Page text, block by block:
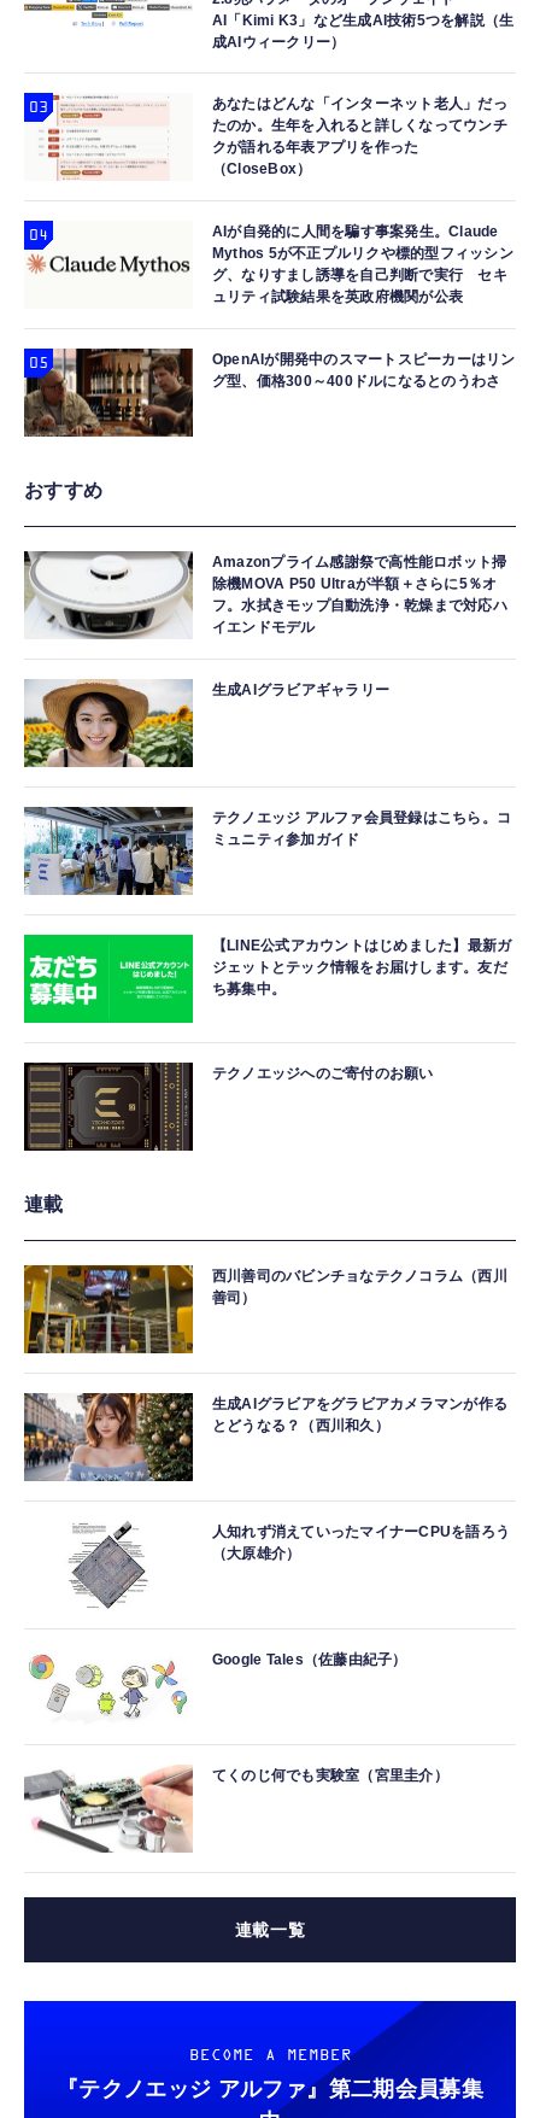
AI「Kimi K3」など生成AI技術5つを解説（生
成AIウィークリー）
あなたはどんな「インターネット老人」だっ
たのか。生年を入れると詳しくなってウンチ
クが語れる年表アプリを作った
（CloseBox）
AIが自発的に人間を騙す事案発生。Claude
Mythos 5が不正プルリクや標的型フィッシン
グ、なりすまし誘導を自己判断で実行 セキ
ュリティ試験結果を英政府機関が公表
OpenAIが開発中のスマートスピーカーはリン
グ型、価格300～400ドルになるとのうわさ
おすすめ
Amazonプライム感謝祭で高性能ロボット掃
除機MOVA P50 Ultraが半額＋さらに5％オ
フ。水拭きモップ自動洗浄・乾燥まで対応ハ
イエンドモデル
生成AIグラビアギャラリー
テクノエッジ アルファ会員登録はこちら。コ
ミュニティ参加ガイド
【LINE公式アカウントはじめました】最新ガ
ジェットとテック情報をお届けします。友だ
ち募集中。
テクノエッジへのご寄付のお願い
連載
西川善司のバビンチョなテクノコラム（西川
善司）
生成AIグラビアをグラビアカメラマンが作る
とどうなる？（西川和久）
人知れず消えていったマイナーCPUを語ろう
（大原雄介）
Google Tales（佐藤由紀子）
てくのじ何でも実験室（宮里圭介）
連載一覧
BECOME A MEMBER
『テクノエッジ アルファ』 第二期会員募集